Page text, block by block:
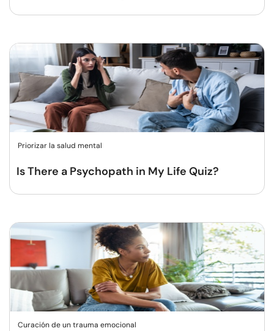
Priorizar la salud mental
Is There a Psychopath in My Life Quiz?
Curación de un trauma emocional